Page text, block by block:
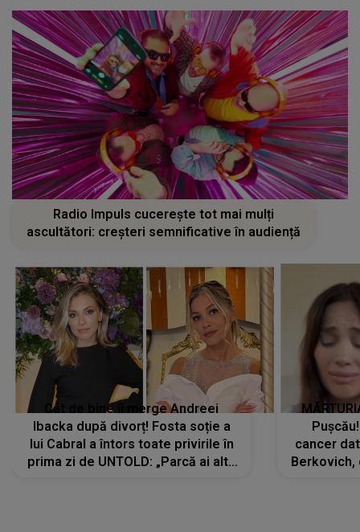
Radio Impuls cucerește tot mai mulți
ascultători: creșteri semnificative în audiență
Cât de bine îi merge Andreei
Ibacka după divorț! Fosta soție a
lui Cabral a întors toate privirile în
prima zi de UNTOLD: „Parcă ai altă
cancer
Berkovich,